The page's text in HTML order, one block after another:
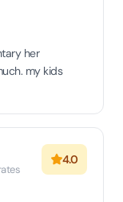
her
my kids
4.0